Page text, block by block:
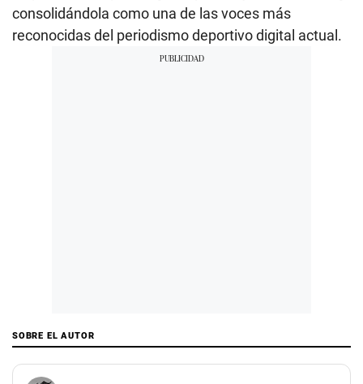
consolidándola como una de las voces más
reconocidas del periodismo deportivo digital actual.
SOBRE EL AUTOR